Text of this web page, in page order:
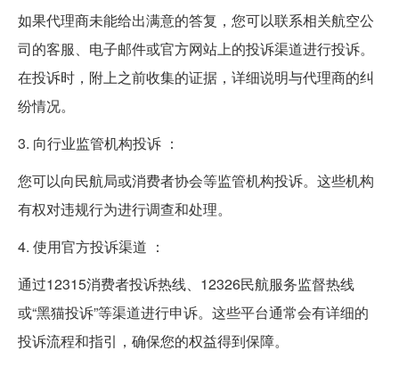
如果代理商未能给出满意的答复，您可以联系相关航空公
司的客服、电子邮件或官方网站上的投诉渠道进行投诉。
在投诉时，附上之前收集的证据，详细说明与代理商的纠
纷情况。
3. 向行业监管机构投诉 ：
您可以向民航局或消费者协会等监管机构投诉。这些机构
有权对违规行为进行调查和处理。
4. 使用官方投诉渠道 ：
通过12315消费者投诉热线、12326民航服务监督热线
或“黑猫投诉”等渠道进行申诉。这些平台通常会有详细的
投诉流程和指引，确保您的权益得到保障。